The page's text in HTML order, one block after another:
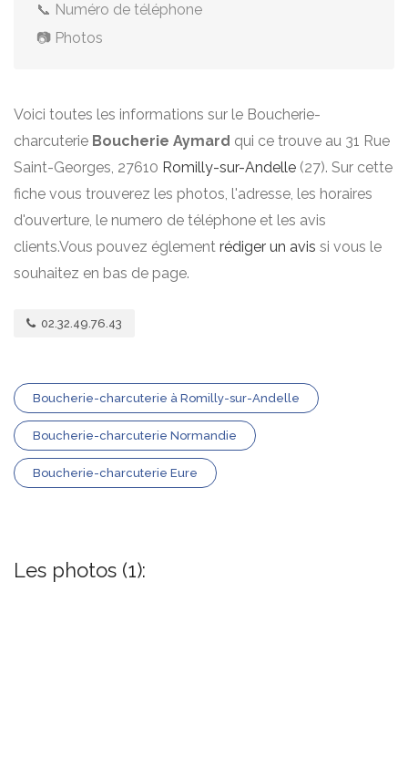
📞 Numéro de téléphone
📷 Photos
Voici toutes les informations sur le Boucherie-
charcuterie Boucherie Aymard qui ce trouve au 31 Rue
Saint-Georges, 27610 Romilly-sur-Andelle (27). Sur cette
fiche vous trouverez les photos, l'adresse, les horaires
d'ouverture, le numero de téléphone et les avis
clients.Vous pouvez églement rédiger un avis si vous le
souhaitez en bas de page.
02.32.49.76.43
Boucherie-charcuterie à Romilly-sur-Andelle
Boucherie-charcuterie Normandie
Boucherie-charcuterie Eure
Les photos (1):